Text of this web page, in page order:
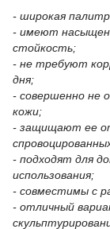
- широкая
- имеют
стойкость;
- не требуют
дня;
- совершенно не
кожи;
- защищают ее
- подходят для
использования;
- совместимы с
- отличный